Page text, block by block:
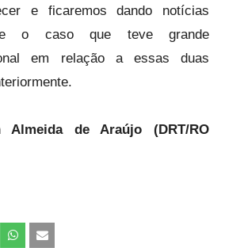
e ficaremos dando notícias
o caso que teve grande
em relação a essas duas
Almeida de Araújo (DRT/RO